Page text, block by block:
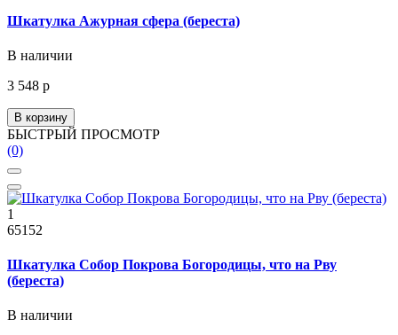
Шкатулка Ажурная сфера (береста)
В наличии
3 548 р
В корзину
БЫСТРЫЙ ПРОСМОТР
(0)
1
65152
Шкатулка Собор Покрова Богородицы, что на Рву
(береста)
В наличии